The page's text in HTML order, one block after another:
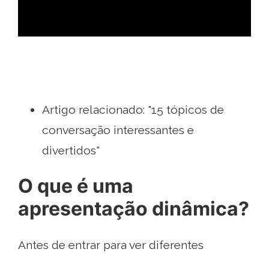
Artigo relacionado: "15 tópicos de
conversação interessantes e
divertidos"
O que é uma
apresentação dinâmica?
Antes de entrar para ver diferentes